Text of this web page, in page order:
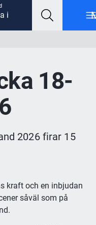
i
18-
2026 firar 15
kraft och en inbjudan
såväl som på